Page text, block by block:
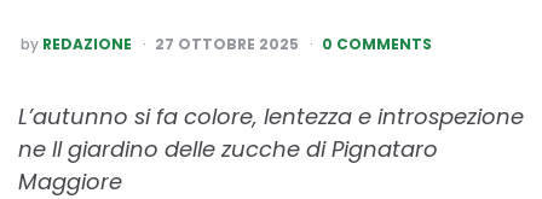
POSTED
BY
by REDAZIONE 27 OTTOBRE 2025 0 COMMENTS
L’autunno si fa colore, lentezza e introspezione
ne Il giardino delle zucche di Pignataro
Maggiore